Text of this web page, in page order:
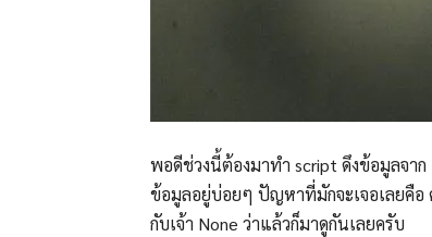
พอดีช่วงนี้ต้องมาทำ script ดึงข้อมูลจา
ข้อมูลอยู่บ่อยๆ ปัญหาที่มักจะเจอเลยคือ
กับเจ้า None ว่าแล้วก็มาดูกันเลยครับ